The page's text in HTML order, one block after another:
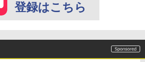
登録はこちら